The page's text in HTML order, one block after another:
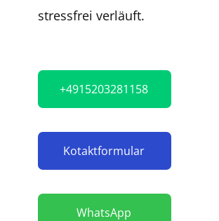
stressfrei verläuft.
+4915203281158
Kotaktformular
WhatsApp